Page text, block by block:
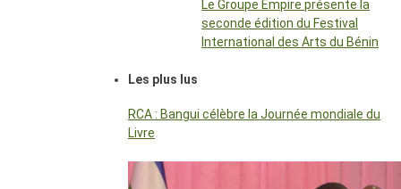
Le Groupe Empire présente la
seconde édition du Festival
International des Arts du Bénin
Les plus lus
RCA : Bangui célèbre la Journée mondiale du
Livre